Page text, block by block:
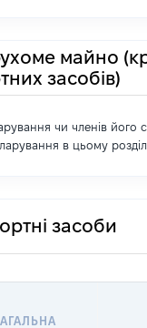
майно
засобів)
чи членів його
в цьому
засоби